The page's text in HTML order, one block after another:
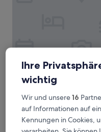
Daiwa Roynet
Daiwa Roynet Hotel
3.5-
Ihre
wichtig
Wir und unsere16
auf Informationen auf
Kennungen in Cookies,